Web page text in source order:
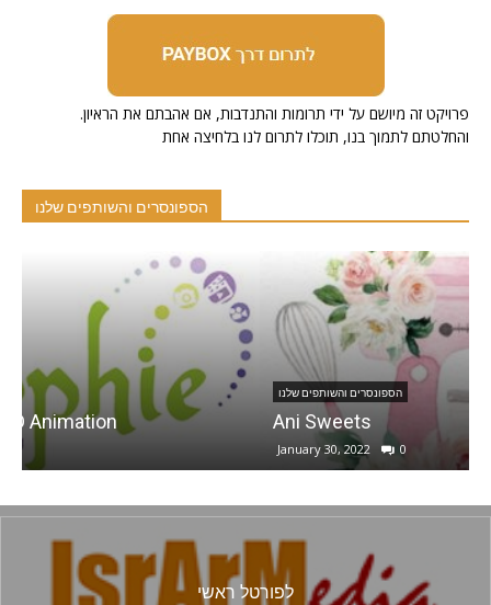
.פרויקט זה מיושם על ידי תרומות והתנדבות, אם אהבתם את הראיון
והחלטתם לתמוך בנו, תוכלו לתרום לנו בלחיצה אחת
הספונסרים והשותפים שלנו
הספונסרים והשותפים שלנו
Ani Sweets
לפורטל ראשי